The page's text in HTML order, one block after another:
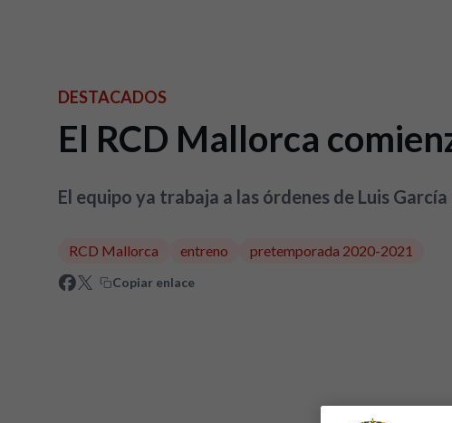
DESTACADOS
El RCD Mallorca
El equipo ya trabaja a las órdenes de Luis
RCD Mallorca entreno pretemporada 2020-2021
Copiar enlace